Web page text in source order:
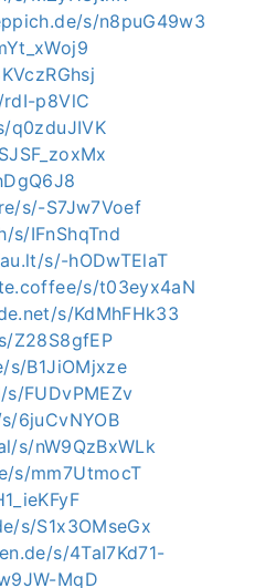
s/n8puG49w3
p8VlC
q0zduJIVK
s/-S7Jw7Voef
s/IFnShqTnd
s/-hODwTElaT
s/t03eyx4aN
s/KdMhFHk33
Z28S8gfEP
s/B1JiOMjxze
FUDvPMEZv
6juCvNYOB
s/nW9QzBxWLk
s/mm7UtmocT
s/S1x3OMseGx
s/4TaI7Kd71-
MqD